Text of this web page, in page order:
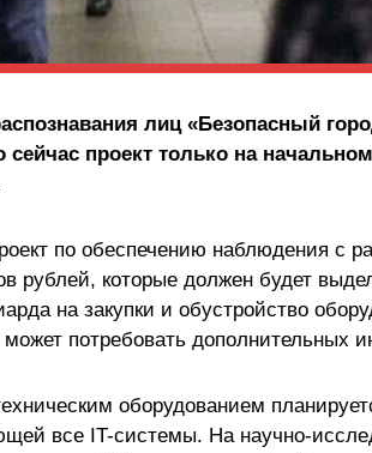
лиц «Безопасный
сейчас проект только на
по обеспечению наблюдения с
рублей, которые должен будет
на закупки и обустройство
потребовать дополнительных
оборудованием
все IT-системы. На научно-